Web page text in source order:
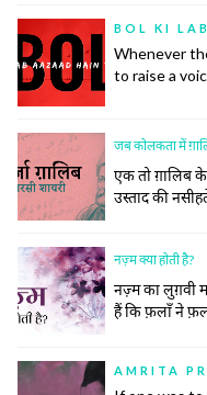
महफ़िल रो दिया।
BOL KI
Whenever
to raise a
did not,
जब कोलकता में
एक तो ग़ालिब के
उस्ताद की
समझने का अंदाज
नज़्म क्या होती है?
नज़्म का लुग़वी
हैं कि फ़लाँ ने
बेश्तर तीन...
AMRITA